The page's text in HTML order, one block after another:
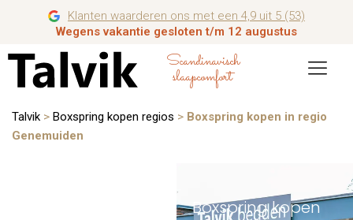
Klanten waarderen ons met een 4,9 uit 5 (53)
Wegens vakantie gesloten t/m 12 augustus
Scandinavisch
slaapcomfort
Talvik > Boxspring kopen regios > Boxspring kopen in regio
Genemuiden
Boxspring kopen